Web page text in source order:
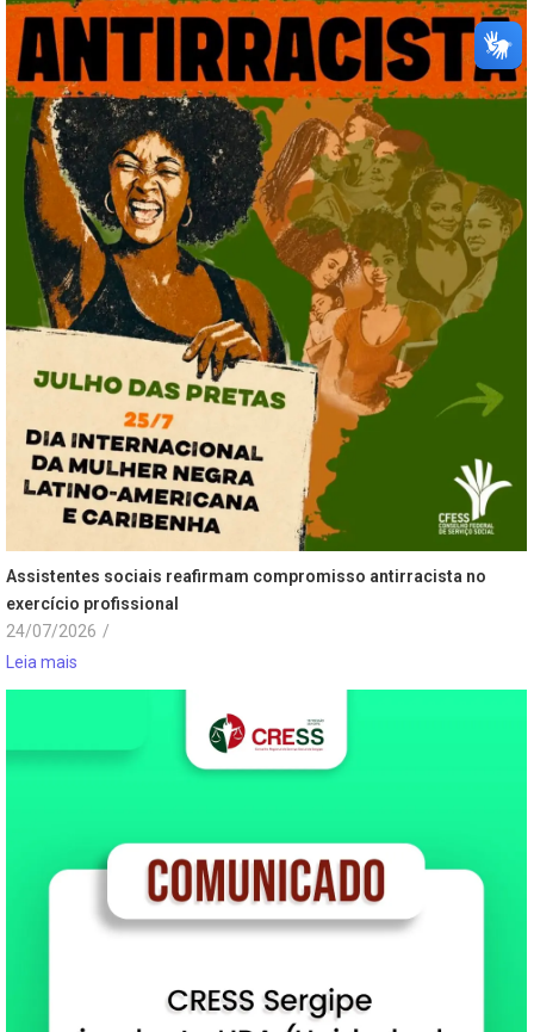
Assistentes sociais reafirmam compromisso antirracista no
exercício profissional
24/07/2026 /
Leia mais